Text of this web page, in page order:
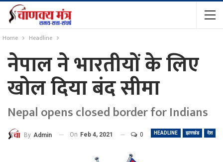
Home Headline
नेपाल ने भारतीयों के लिए
खोल दिया बंद सीमा
Nepal opens closed border for Indians
HEADLINE झारखंड देश
By Admin On Feb 4, 2021 0